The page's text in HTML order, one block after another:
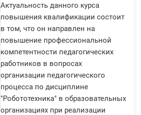
Актуальность данного курса
повышения квалификации состоит
в том, что он направлен на
повышение профессиональной
компетентности педагогических
работников в вопросах
организации педагогического
процесса по дисциплине
"Робототехника" в образовательных
организациях при реализации